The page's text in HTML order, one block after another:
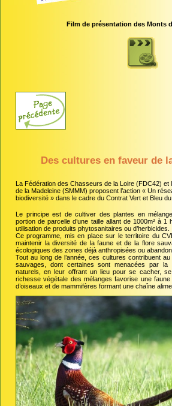
Film de présentation des Monts
Des cultures en faveur de
La Fédération des Chasseurs de la Loire (FDC42) et
de la Madeleine (SMMM) proposent l’action « Un
biodiversité » dans le cadre du Contrat Vert et Bleu
Le principe est de cultiver des plantes en
portion de parcelle d’une taille allant de 1000m² à
utilisation de produits phytosanitaires ou d’herbicides.
Ce programme, mis en place sur le territoire du
maintenir la diversité de la faune et de la flore
écologiques des zones déjà anthropisées ou
Tout au long de l’année, ces cultures contribuent
sauvages, dont certaines sont menacées par la
naturels, en leur offrant un lieu pour se cacher,
richesse végétale des mélanges favorise une faune
d’oiseaux et de mammifères formant une chaîne